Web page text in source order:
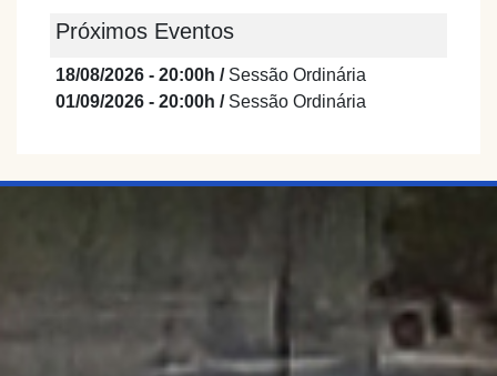
Próximos Eventos
18/08/2026 - 20:00h /Sessão Ordinária
01/09/2026 - 20:00h /Sessão Ordinária